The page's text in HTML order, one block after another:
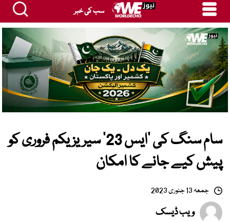
سب کی خبر
سام سنگ کی ’ایس 23‘ سیریز یکم فروری کو
پیش کیے جانے کا امکان
جمعہ 13 جنوری 2023
ویب ڈیسک